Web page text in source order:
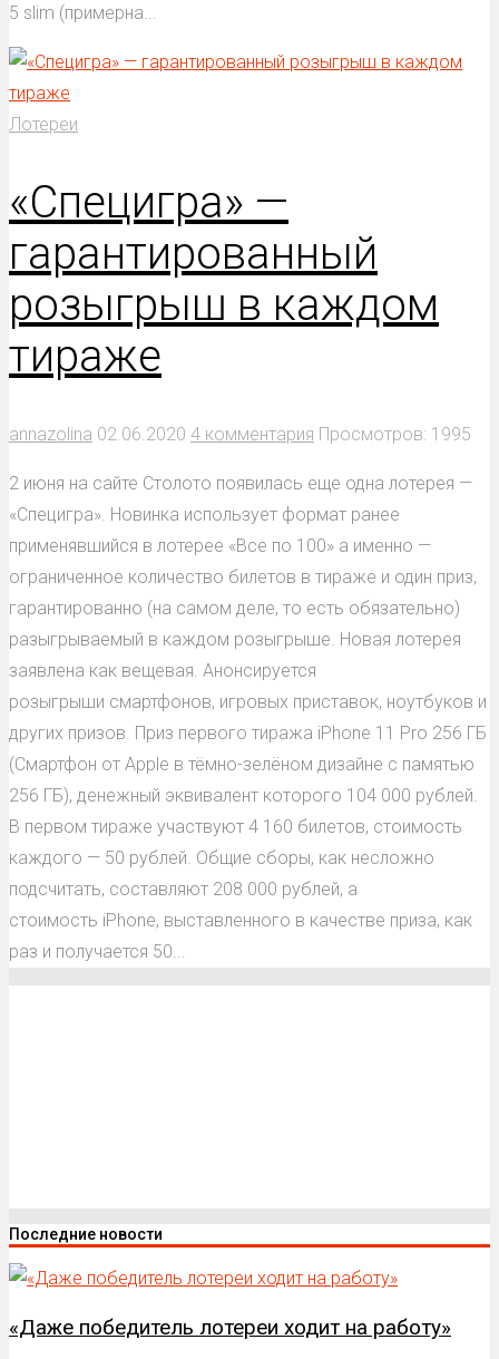
5 slim (примерна...
Лотереи
«Специгра» —
гарантированный
розыгрыш в каждом
тираже
annazolina 02.06.2020 4 комментария Просмотров: 1995
2 июня на сайте Столото появилась еще одна лотерея —
«Специгра». Новинка использует формат ранее
применявшийся в лотерее «Все по 100» а именно —
ограниченное количество билетов в тираже и один приз,
гарантированно (на самом деле, то есть обязательно)
разыгрываемый в каждом розыгрыше. Новая лотерея
заявлена как вещевая. Анонсируется
розыгрыши смартфонов, игровых приставок, ноутбуков и
других призов. Приз первого тиража iPhone 11 Pro 256 ГБ
(Смартфон от Apple в тёмно-зелёном дизайне с памятью
256 ГБ), денежный эквивалент которого 104 000 рублей.
В первом тираже участвуют 4 160 билетов, стоимость
каждого — 50 рублей. Общие сборы, как несложно
подсчитать, составляют 208 000 рублей, а
стоимость iPhone, выставленного в качестве приза, как
раз и получается 50...
Последние новости
«Даже победитель лотереи ходит на работу»